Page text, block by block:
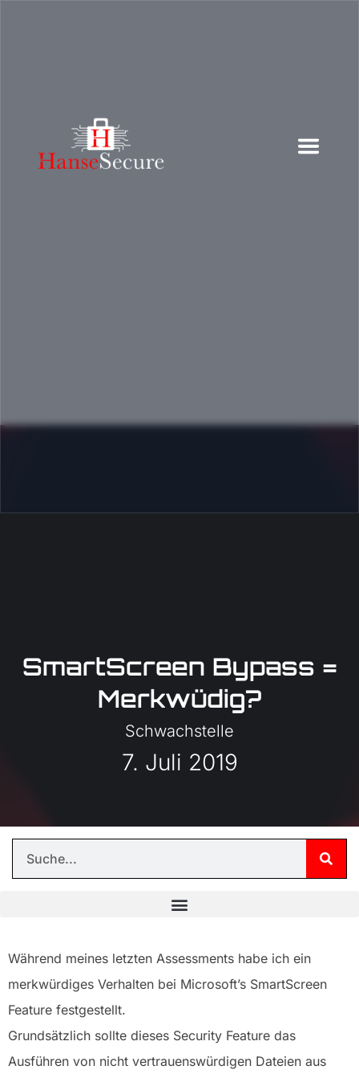
SmartScreen Bypass =
Merkwüdig?
Schwachstelle
7. Juli 2019
Während meines letzten Assessments habe ich ein
merkwürdiges Verhalten bei Microsoft’s SmartScreen
Feature festgestellt.
Grundsätzlich sollte dieses Security Feature das
Ausführen von nicht vertrauenswürdigen Dateien aus